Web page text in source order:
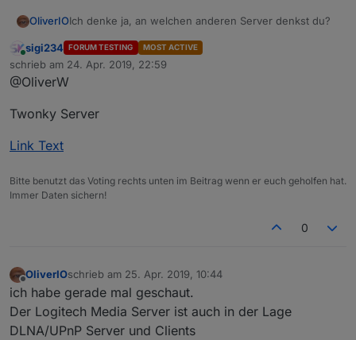
OliverIOIch denke ja, an welchen anderen Server denkst du?
Online
sigi234 FORUM TESTING MOST ACTIVE
schrieb am 24. Apr. 2019, 22:59
zuletzt editiert von
@OliverW
Twonky Server
Link Text
Bitte benutzt das Voting rechts unten im Beitrag wenn er euch geholfen hat.
Immer Daten sichern!
0
Offline
OliverIOschrieb am 25. Apr. 2019, 10:44
zuletzt editiert von
ich habe gerade mal geschaut.
Der Logitech Media Server ist auch in der Lage
DLNA/UPnP Server und Clients